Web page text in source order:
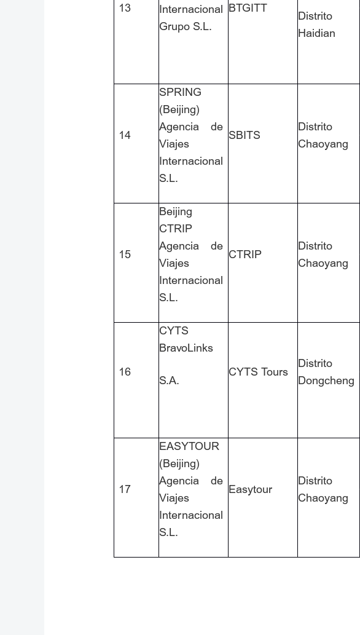
13
Internacional
Grupo S.L.
BTGITT
Distrito
Haidian
14
SPRING
(Beijing)
Agencia de
Viajes
Internacional
S.L.
SBITS
Distrito
Chaoyang
15
Beijing
CTRIP
Agencia de
Viajes
Internacional
S.L.
CTRIP
Distrito
Chaoyang
16
CYTS
BravoLinks
S.A.
CYTS Tours
Distrito
Dongcheng
17
EASYTOUR
(Beijing)
Agencia de
Viajes
Internacional
S.L.
Easytour
Distrito
Chaoyang